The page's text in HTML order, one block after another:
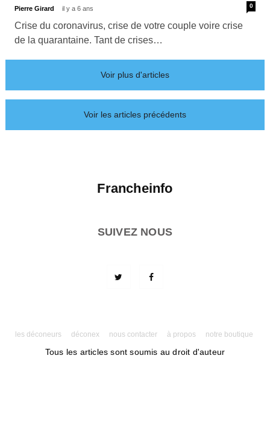
Pierre Girard il y a 6 ans 0
Crise du coronavirus, crise de votre couple voire crise
de la quarantaine. Tant de crises…
Voir plus d'articles
Voir les articles précédents
Francheinfo
SUIVEZ NOUS
les déconeurs déconex nous contacter à propos notre boutique
Tous les articles sont soumis au droit d'auteur